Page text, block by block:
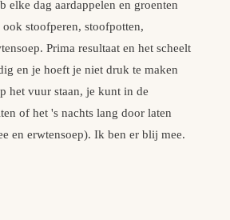
elke dag aardappelen en groenten
ook stoofperen, stoofpotten,
Prima resultaat en het scheelt
en je hoeft je niet druk te maken
het vuur staan, je kunt in de
of het 's nachts lang door laten
en erwtensoep). Ik ben er blij mee.